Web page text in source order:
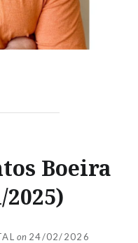
Boeira
on 24/02/2026